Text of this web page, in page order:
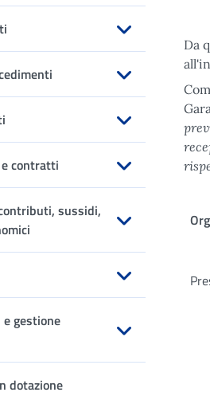
sottomenu
Apri sottomenu
Apri sottomenu
Apri sottomenu
contratti
Apri sottomenu
sussidi,
Apri sottomenu
gestione
sottomenu
dotazione
Da